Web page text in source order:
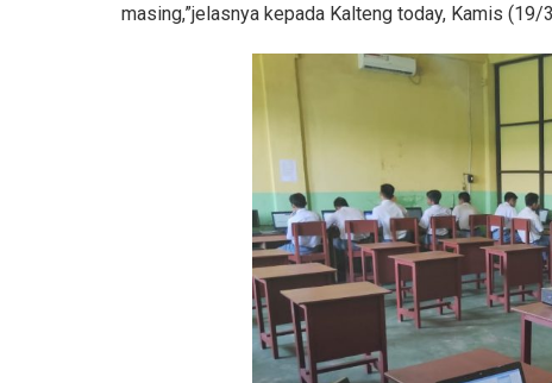
masing,”jelasnya kepada Kalteng today, Kamis (19/